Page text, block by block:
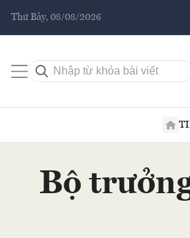
Thứ Bảy, 08/08/2026
Bộ